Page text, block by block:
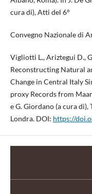
cura di), Atti del 6°
Convegno Nazionale di
Vigliotti L., Ariztegui D.,
Reconstructing Natural
Change in Central Italy
proxy Records from
e G. Giordano (a cura
Londra. DOI: https://